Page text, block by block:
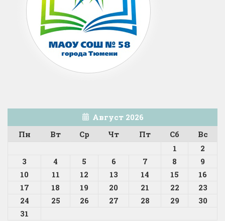
Август 2026
Пн
Вт Ср Чт Пт Сб
Вс
1
2
3
4 5 6 7 8
9
10
11 12 13 14 15
16
17
18 19 20 21 22
23
24
25 26 27 28 29
30
31